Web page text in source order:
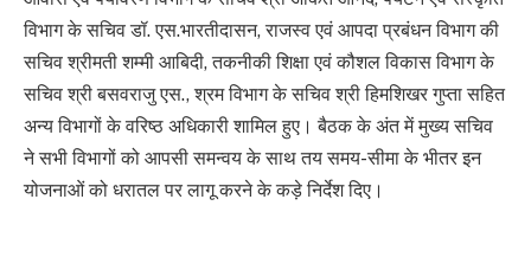
विभाग के सचिव डॉ. एस.भारतीदासन, राजस्व एवं आपदा प्रबंधन विभाग की
सचिव श्रीमती शम्मी आबिदी, तकनीकी शिक्षा एवं कौशल विकास विभाग के
सचिव श्री बसवराजु एस., श्रम विभाग के सचिव श्री हिमशिखर गुप्ता सहित
अन्य विभागों के वरिष्ठ अधिकारी शामिल हुए। बैठक के अंत में मुख्य सचिव
ने सभी विभागों को आपसी समन्वय के साथ तय समय-सीमा के भीतर इन
योजनाओं को धरातल पर लागू करने के कड़े निर्देश दिए।